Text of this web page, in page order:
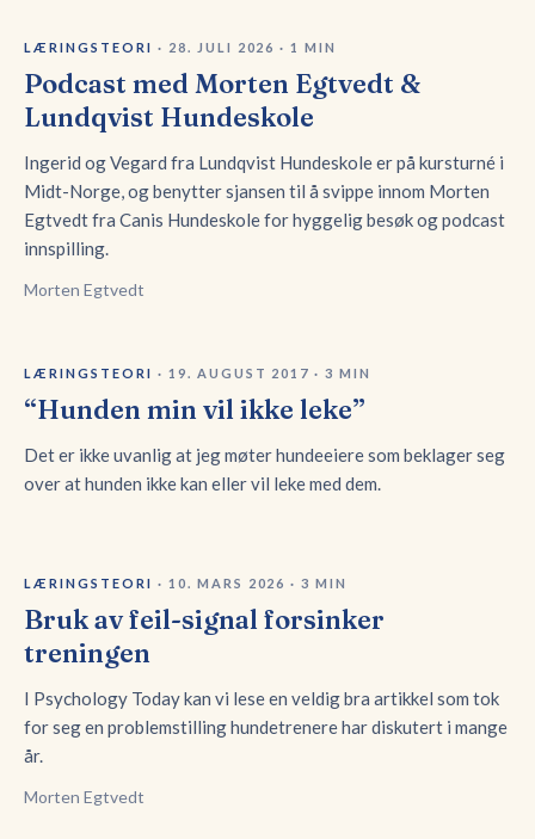
LÆRINGSTEORI · 28. JULI 2026 ·1 MIN
Podcast med Morten Egtvedt &
Lundqvist Hundeskole
Ingerid og Vegard fra Lundqvist Hundeskole er på kursturné i
Midt-Norge, og benytter sjansen til å svippe innom Morten
Egtvedt fra Canis Hundeskole for hyggelig besøk og podcast
innspilling.
Morten Egtvedt
LÆRINGSTEORI · 19. AUGUST 2017 ·3 MIN
“Hunden min vil ikke leke”
Det er ikke uvanlig at jeg møter hundeeiere som beklager seg
over at hunden ikke kan eller vil leke med dem.
LÆRINGSTEORI · 10. MARS 2026 ·3 MIN
Bruk av feil-signal forsinker
treningen
I Psychology Today kan vi lese en veldig bra artikkel som tok
for seg en problemstilling hundetrenere har diskutert i mange
år.
Morten Egtvedt